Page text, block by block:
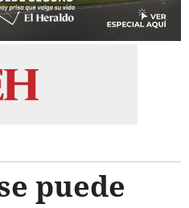
puede